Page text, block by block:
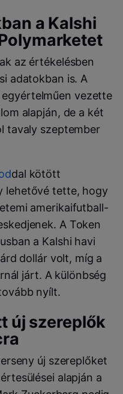
a Kalshi
az értékelésben
adatokban is. A
vezette
alapján, de a két
tavaly szeptember
dal kötött
lehetővé tette, hogy
amerikaifutball-
A Token
a Kalshi havi
dollár volt, míg a
járt. A különbség
nyílt.
új szereplők
új szereplőket
alapján a